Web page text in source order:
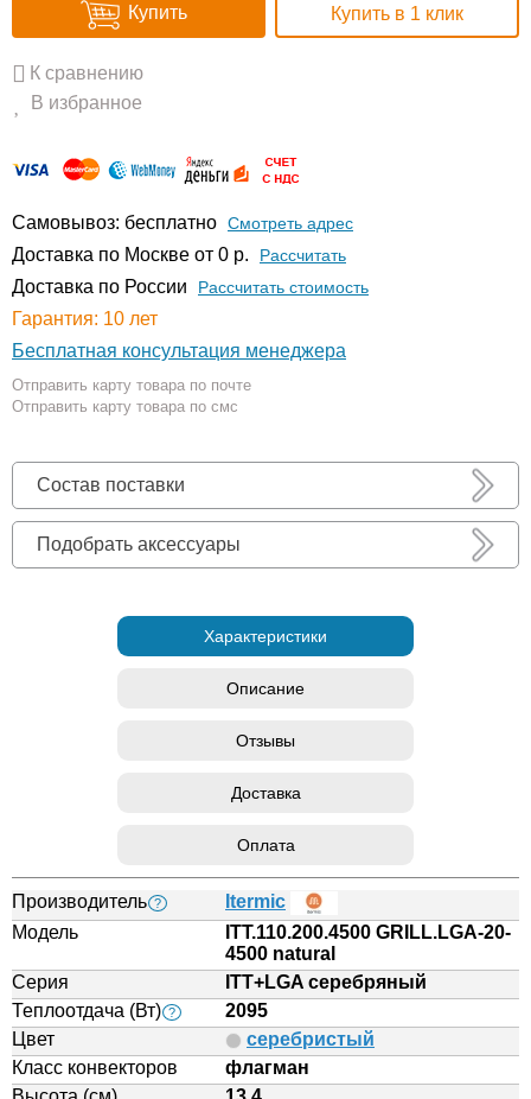
Купить Купить в 1 клик
К сравнению
В избранное
Самовывоз: бесплатно Смотреть адрес
Доставка по Москве от 0 р. Расcчитать
Доставка по России Рассчитать стоимость
Гарантия: 10 лет
Бесплатная консультация менеджера
Отправить карту товара по почте
Отправить карту товара по смс
Состав поставки
Подобрать аксессуары
Характеристики
Описание
Отзывы
Доставка
Оплата
Производитель ?
Itermic
Модель
ITT.110.200.4500 GRILL.LGA-20-
4500 natural
Серия
ITT+LGA серебряный
Теплоотдача (Вт) ?
2095
Цвет
серебристый
Класс конвекторов
флагман